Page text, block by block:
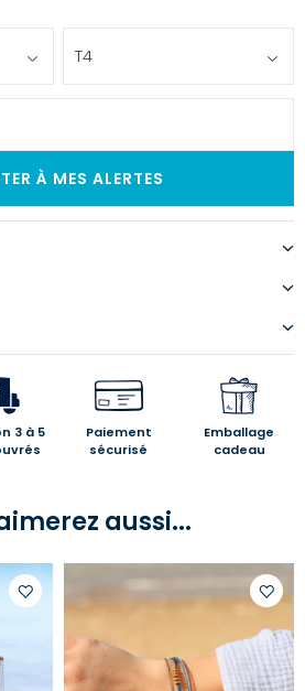
T4
3 à 5
Paiement
sécurisé
Emballage
cadeau
aussi...
à
votre